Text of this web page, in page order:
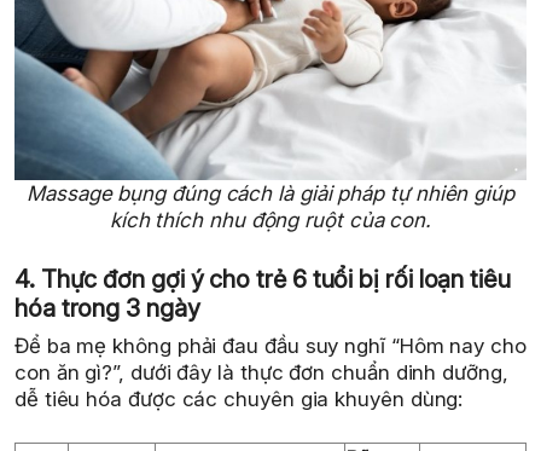
Massage bụng đúng cách là giải pháp tự nhiên giúp
kích thích nhu động ruột của con.
4. Thực đơn gợi ý cho trẻ 6 tuổi bị rối loạn tiêu
hóa trong 3 ngày
Để ba mẹ không phải đau đầu suy nghĩ “Hôm nay cho
con ăn gì?”, dưới đây là thực đơn chuẩn dinh dưỡng,
dễ tiêu hóa được các chuyên gia khuyên dùng: